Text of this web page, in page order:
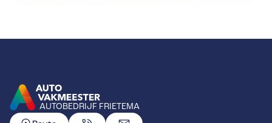
AUTOBEDRIJF FRIETEMA
GA NAAR DE HOMEPAGINA